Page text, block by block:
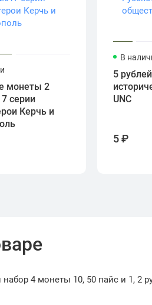
монеты 2
серии
Керчь и
В
5
UNC
5 ₽
набор 4 монеты 10, 50 пайс и 1, 2